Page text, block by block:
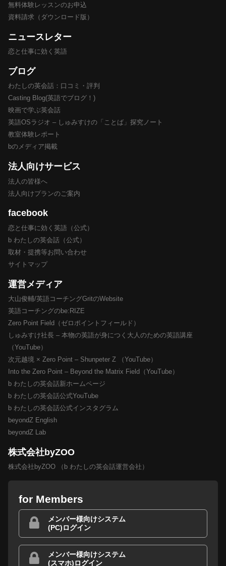
無料体験レッスンのお申込
資料請求（ダウンロード版）
ニュースレター
恋と仕事に効く英語
ブログ
わたしの英会話：口コミ・評判
Casting Blog(英語でブログ！)
映画で学ぶ英会話
英語OSラジオ – しゅみすけの「ことば」探究ノート
教室体験レポート
bのメディア掲載
法人向けサービス
法人の皆様へ
法人向けプランのご案内
facebook
恋と仕事に効く英語（公式）
b わたしの英会話（公式）
取材・提携等お問い合わせ
サイトマップ
運営メディア
大山俊輔/英語コーチングGritのWebsite
英語コーチングのbe:RIZE
Zero Point Field（ゼロポイントフィールド）
しゅみすけ社長 – 本物の英語が身につく大人のための英語講座
（YouTube）
次元越境 × Zero Point – Shunpeter Z （YouTube）
Into the Zero Point – Beyond the Matrix Field（YouTube）
b わたしの英会話新ホームページ
b わたしの英会話公式YouTube
b わたしの英会話公式インスタグラム
beyondZ English
beyondZ Lab
株式会社byZOO
株式会社byZOO （b わたしの英会話運営会社）
for Members
メンバー様向けシステム
(PC)ログイン
メンバー様向けシステム
(スマホ)ログイン